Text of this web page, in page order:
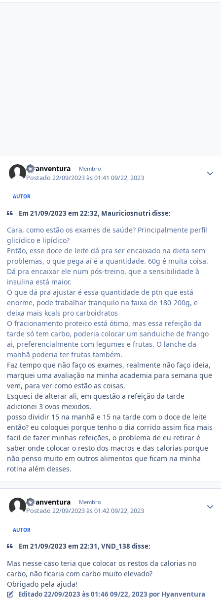
Hyanventura Membro
Postado22/09/2023 às 01:4109/22, 2023
AUTOR
Em 21/09/2023 em 22:32, Mauriciosnutri disse:
Cara, como estão os exames de saúde? Principalmente perfil
glicídico e lipídico?
Então, esse doce de leite dá pra ser encaixado na dieta sem
problemas, o que pega aí é a quantidade. 60g é muita coisa.
Dá pra encaixar ele num pós-treino, que a sensibilidade à
insulina está maior.
O que dá pra ajustar é essa quantidade de ptn que está
enorme, pode trabalhar tranquilo na faixa de 180-200g, e
deixa mais kcals pro carboidratos
O fracionamento proteico está ótimo, mas essa refeição da
tarde só tem carbo, poderia colocar um sanduiche de frango
ai, preferencialmente com legumes e frutas. O lanche da
manhã poderia ter frutas também.
Faz tempo que não faço os exames, realmente não faço ideia,
marquei uma avaliação na minha academia para semana que
vem, para ver como estão as coisas.
Esqueci de alterar ali, em questão a refeição da tarde
adicionei 3 ovos mexidos.
posso dividir 15 na manhã e 15 na tarde com o doce de leite
então? eu coloquei porque tenho o dia corrido assim fica mais
facil de fazer minhas refeições, o problema de eu retirar é
saber onde colocar o resto dos macros e das calorias porque
não penso muito em outros alimentos que ficam na minha
rotina além desses.
Hyanventura Membro
Postado22/09/2023 às 01:4209/22, 2023
AUTOR
Em 21/09/2023 em 22:31, VND_138 disse:
Mas nesse caso teria que colocar os restos da calorias no
carbo, não ficaria com carbo muito elevado?
Obrigado pela ajuda!
Editado22/09/2023 às 01:46 09/22, 2023 por Hyanventura